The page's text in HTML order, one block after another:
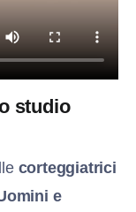
studio
corteggiatrici
e